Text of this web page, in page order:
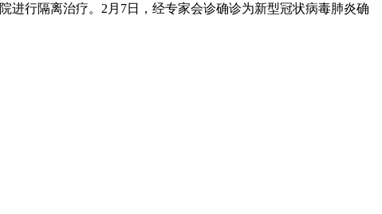
进行隔离治疗。2月7日，经专家会诊确诊为新型冠状病毒肺炎确